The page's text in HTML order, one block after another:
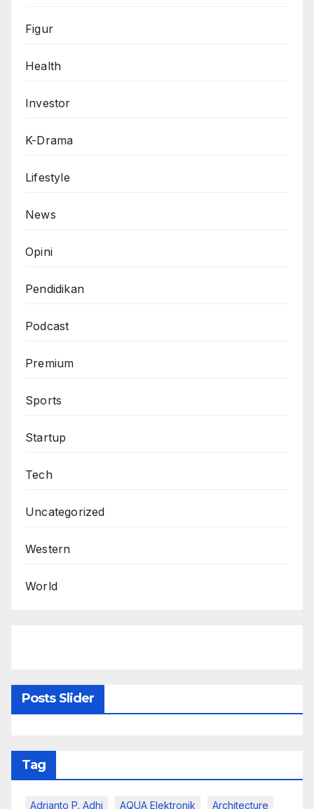
Figur
Health
Investor
K-Drama
Lifestyle
News
Opini
Pendidikan
Podcast
Premium
Sports
Startup
Tech
Uncategorized
Western
World
Posts Slider
Tag
Adrianto P. Adhi AQUA Elektronik Architecture